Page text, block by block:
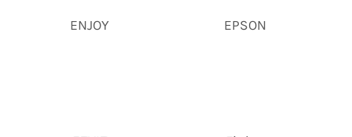
ENJOY EPSON